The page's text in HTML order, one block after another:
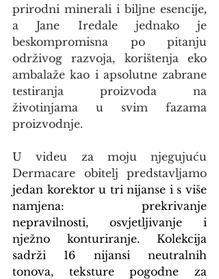
prirodni minerali i biljne esencije,
a Jane Iredale jednako je
beskompromisna po pitanju
održivog razvoja, korištenja eko
ambalaže kao i apsolutne zabrane
testiranja proizvoda na
životinjama u svim fazama
proizvodnje.
U videu za moju njegujuću
jedan korektor u tri nijanse i s više
namjena: prekrivanje
nepravilnosti, osvjetljivanje i
nježno konturiranje. Kolekcija
sadrži 16 nijansi neutralnih
tonova, teksture pogodne za